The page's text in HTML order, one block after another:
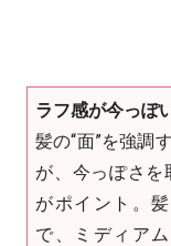
ラフ感が今っぽ
髪の“面”を強調
が、今っぽさ
がポイント。
で、ミディア